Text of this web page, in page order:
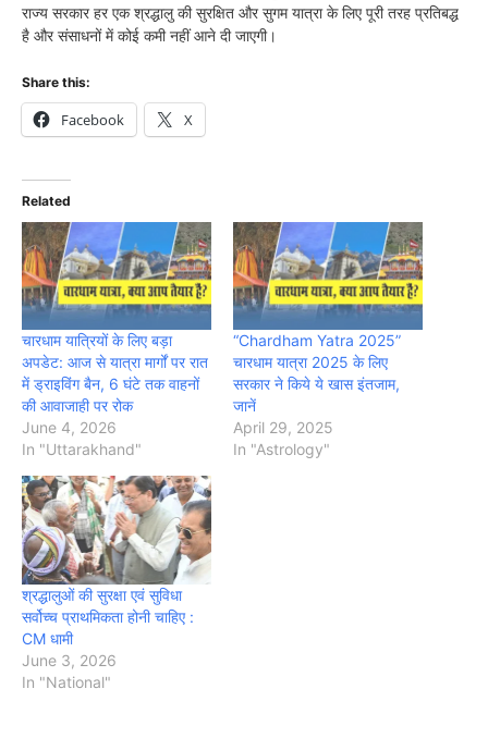
राज्य सरकार हर एक श्रद्धालु की सुरक्षित और सुगम यात्रा के लिए पूरी तरह प्रतिबद्ध
है और संसाधनों में कोई कमी नहीं आने दी जाएगी।
Share this:
Facebook X
Related
चारधाम यात्रियों के लिए बड़ा
अपडेट: आज से यात्रा मार्गों पर रात
में ड्राइविंग बैन, 6 घंटे तक वाहनों
की आवाजाही पर रोक
June 4, 2026
In "Uttarakhand"
“Chardham Yatra 2025”
चारधाम यात्रा 2025 के लिए
सरकार ने किये ये खास इंतजाम,
जानें
April 29, 2025
In "Astrology"
श्रद्धालुओं की सुरक्षा एवं सुविधा
सर्वोच्च प्राथमिकता होनी चाहिए :
CM धामी
June 3, 2026
In "National"